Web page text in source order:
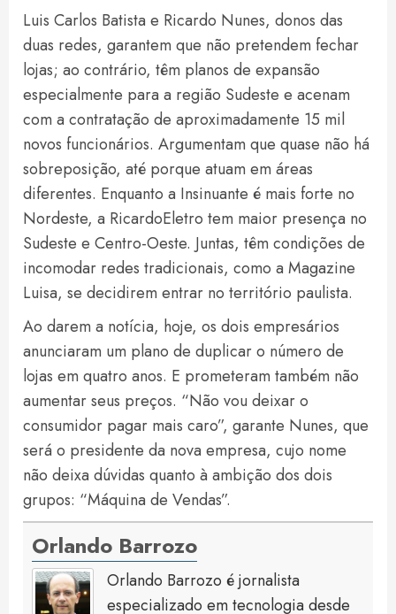
Luis Carlos Batista e Ricardo Nunes, donos das
duas redes, garantem que não pretendem fechar
lojas; ao contrário, têm planos de expansão
especialmente para a região Sudeste e acenam
com a contratação de aproximadamente 15 mil
novos funcionários. Argumentam que quase não há
sobreposição, até porque atuam em áreas
diferentes. Enquanto a Insinuante é mais forte no
Nordeste, a RicardoEletro tem maior presença no
Sudeste e Centro-Oeste. Juntas, têm condições de
incomodar redes tradicionais, como a Magazine
Luisa, se decidirem entrar no território paulista.
Ao darem a notícia, hoje, os dois empresários
anunciaram um plano de duplicar o número de
lojas em quatro anos. E prometeram também não
aumentar seus preços. “Não vou deixar o
consumidor pagar mais caro”, garante Nunes, que
será o presidente da nova empresa, cujo nome
não deixa dúvidas quanto à ambição dos dois
grupos: “Máquina de Vendas”.
Orlando Barrozo
Orlando Barrozo é jornalista
especializado em tecnologia desde